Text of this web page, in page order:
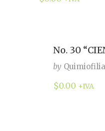
No. 30
by Quimiofilia
$0.00 +IVA